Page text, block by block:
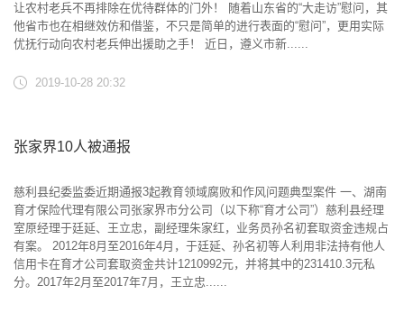
让农村老兵不再排除在优待群体的门外！ 随着山东省的“大走访”慰问，其
他省市也在相继效仿和借鉴，不只是简单的进行表面的“慰问”，更用实际
优抚行动向农村老兵伸出援助之手！ 近日，遵义市新......
2019-10-28 20:32
张家界10人被通报
慈利县纪委监委近期通报3起教育领域腐败和作风问题典型案件 一、湖南
育才保险代理有限公司张家界市分公司（以下称“育才公司”）慈利县经理
室原经理于廷延、王立忠，副经理朱家红，业务员孙名初套取资金违规占
有案。 2012年8月至2016年4月，于廷延、孙名初等人利用非法持有他人
信用卡在育才公司套取资金共计1210992元，并将其中的231410.3元私
分。2017年2月至2017年7月，王立忠......